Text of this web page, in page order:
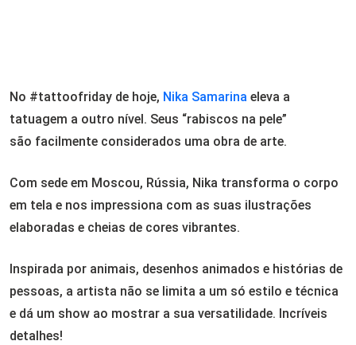
No #tattoofriday de hoje, Nika Samarina eleva a
tatuagem a outro nível. Seus “rabiscos na pele”
são facilmente considerados uma obra de arte.
Com sede em Moscou, Rússia, Nika transforma o corpo
em tela e nos impressiona com as suas ilustrações
elaboradas e cheias de cores vibrantes.
Inspirada por animais, desenhos animados e histórias de
pessoas, a artista não se limita a um só estilo e técnica
e dá um show ao mostrar a sua versatilidade. Incríveis
detalhes!